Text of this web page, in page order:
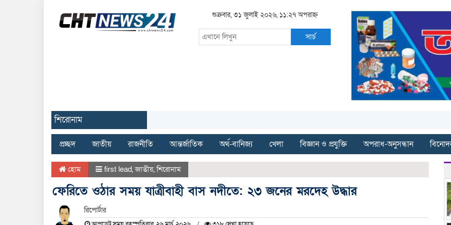
শুক্রবার, ৩১ জুলাই ২০২৬, ১১:২৭ অপরাহ্ন
সার্চ
শিরোনাম
প্রচ্ছদ জাতীয় রাজনীতি আন্তর্জাতিক অর্থ-বানিজ্য খেলা বিজ্ঞান ও প্রযুক্তি অপরাধ-অনুসন্ধান
হোম first lead,জাতীয়,শিরোনাম
ফেরিতে ওঠার সময় যাত্রীবাহী বাস নদীতে: ২৩ জনের মরদেহ উদ্ধার
রিপোর্টার